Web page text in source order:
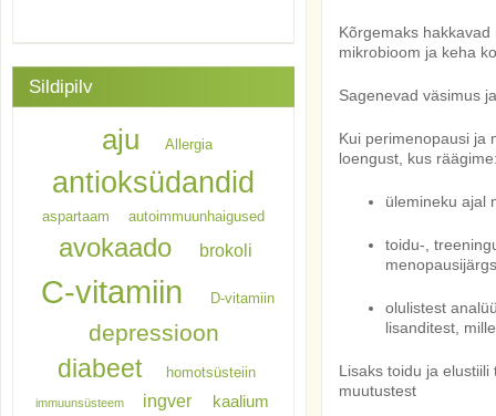
Kõrgemaks
mikrobioom ja keha
Sagenevad väsimus
Kui perimenopausi ja
loengust, kus
ülemineku ajal
toidu-,
olulistest
lisanditest,
Lisaks toidu ja
muutustest
Sildipilv
aju Allergia
antioksüdandid
aspartaam autoimmuunhaigused
avokaado brokoli
C-vitamiin D-vitamiin
depressioon
diabeet homotsüsteiin
immuunsüsteem ingver kaalium